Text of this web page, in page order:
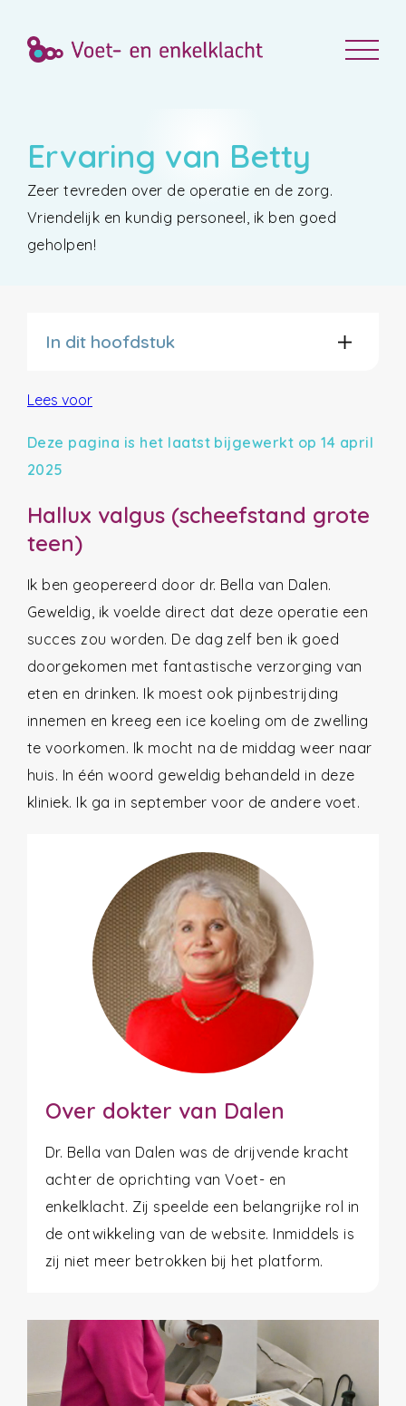
Ervaring van Betty
Zeer tevreden over de operatie en de zorg.
Vriendelijk en kundig personeel, ik ben goed
geholpen!
In dit hoofdstuk
Lees voor
Deze pagina is het laatst bijgewerkt op 14 april
2025
Hallux valgus (scheefstand grote
teen)
Ik ben geopereerd door dr. Bella van Dalen.
Geweldig, ik voelde direct dat deze operatie een
succes zou worden. De dag zelf ben ik goed
doorgekomen met fantastische verzorging van
eten en drinken. Ik moest ook pijnbestrijding
innemen en kreeg een ice koeling om de zwelling
te voorkomen. Ik mocht na de middag weer naar
huis. In één woord geweldig behandeld in deze
kliniek. Ik ga in september voor de andere voet.
Over dokter van Dalen
Dr. Bella van Dalen was de drijvende kracht
achter de oprichting van Voet- en
enkelklacht. Zij speelde een belangrijke rol in
de ontwikkeling van de website. Inmiddels is
zij niet meer betrokken bij het platform.